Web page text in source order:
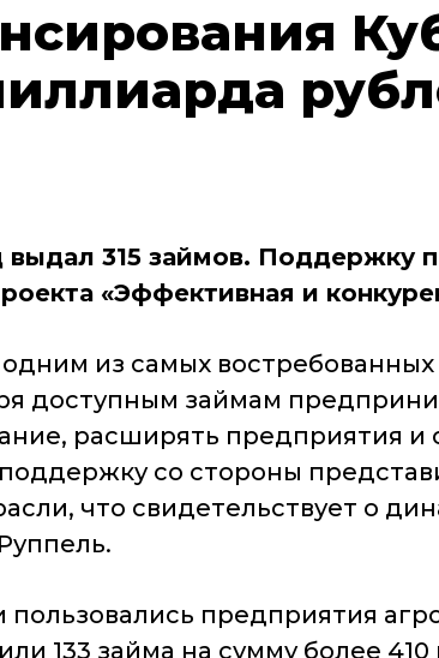
315 займов. Поддержку
«Эффективная и
из самых
доступным займам
расширять предприятия
со стороны
что свидетельствует о
предприятия
133 займа на сумму более